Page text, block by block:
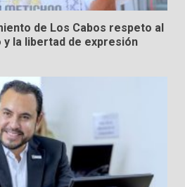
de Los Cabos respeto al
la libertad de expresión